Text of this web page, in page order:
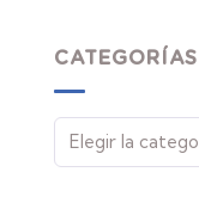
CATEGORÍAS